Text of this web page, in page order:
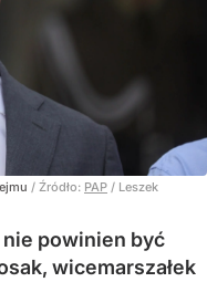
/ Źródło: PAP / Leszek
powinien być
wicemarszałek